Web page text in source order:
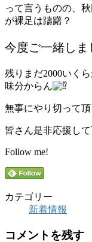
って言うものの、
が裸足は躊躇？
今度ご一緒しま
残りまだ2000いく
味分からん
無事にやり切って
皆さん是非応援して
Follow me!
カテゴリー
新着情報
コメントを残す